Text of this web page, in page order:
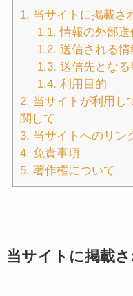
1. 当サイトに掲載さ
1.1. 情報の外部送
1.2. 送信される情
1.3. 送信先とな
1.4. 利用目的
2. 当サイトが利用し
関して
3. 当サイトへのリン
4. 免責事項
5. 著作権について
当サイトに掲載